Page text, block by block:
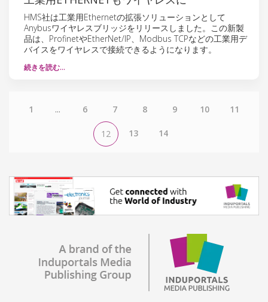
HMS社は工業用Ethernetの拡張ソリューションとして
Anybusワイヤレスブリッジをリリースしました。この新製
品は、ProfinetやEtherNet/IP、Modbus TCPなどの工業用デ
バイスをワイヤレスで接続できるようになります。
続きを読む…
1 ... 6 7 8 9 10 11
12 13 14